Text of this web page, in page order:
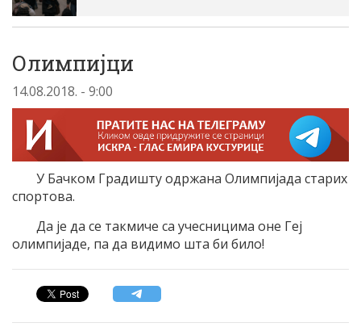
Олимпијци
14.08.2018. - 9:00
У Бачком Градишту одржана Олимпијада старих
спортова.
Да је да се такмиче са учесницима оне Геј
олимпијаде, па да видимо шта би било!